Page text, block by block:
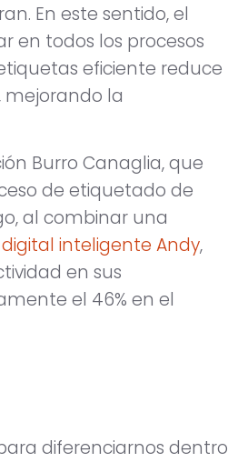
En este sentido, el
en todos los procesos
eficiente reduce
mejorando la
Burro Canaglia, que
de etiquetado de
al combinar una
inteligente Andy,
en sus
el 46% en el
diferenciarnos dentro